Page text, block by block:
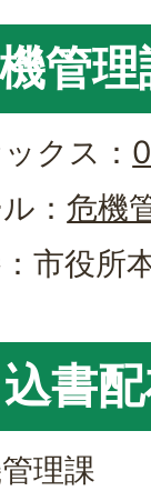
管理
クス：
：危機
市役所
書
理課